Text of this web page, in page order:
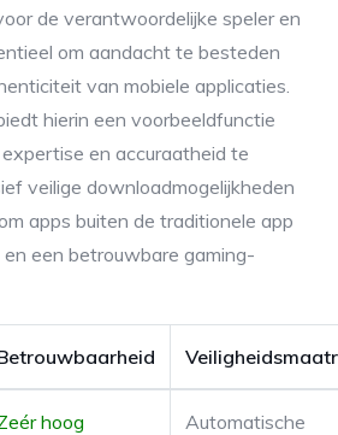
de verantwoordelijke speler en
om aandacht te besteden
van mobiele applicaties.
hierin een voorbeeldfunctie
en accuraatheid te
veilige downloadmogelijkheden
apps buiten de traditionele app
een betrouwbare gaming-
hoog
Automatische